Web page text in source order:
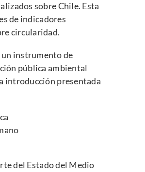
sobre Chile. Esta
de indicadores
circularidad.
un instrumento de
pública ambiental
introducción presentada
del Estado del Medio